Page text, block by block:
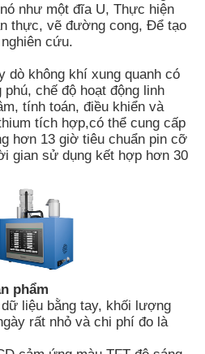
như một đĩa U, Thực hiện
thực, vẽ đường cong, Để tạo
cứu.
dò không khí xung quanh có
chế độ hoạt động linh
tính toán, điều khiển và
tích hợp,có thể cung cấp
hơn 13 giờ tiêu chuẩn pin cỡ
gian sử dụng kết hợp hơn 30
phẩm
liệu bằng tay, khối lượng
rất nhỏ và chi phí đo là